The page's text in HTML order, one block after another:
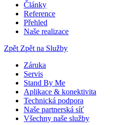
Články
Reference
Přehled
Naše realizace
Zpět Zpět na Služby
Záruka
Servis
Stand By Me
Aplikace & konektivita
Technická podpora
Naše partnerská síť
Všechny naše služby